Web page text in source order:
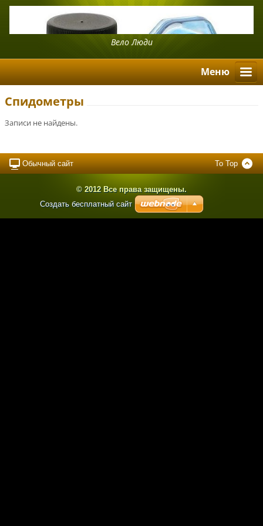
Вело Люди
Mеню
Спидометры
Записи не найдены.
Обычный сайт To Top
© 2012 Все права защищены.
Создать бесплатный сайт